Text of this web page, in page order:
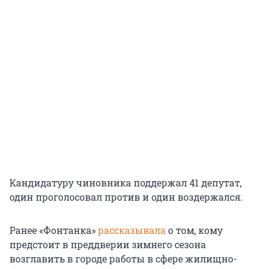
Кандидатуру чиновника поддержал 41 депутат,
один проголосовал против и один воздержался.
Ранее «Фонтанка»рассказывала о том, кому
предстоит в преддверии зимнего сезона
возглавить в городе работы в сфере жилищно-